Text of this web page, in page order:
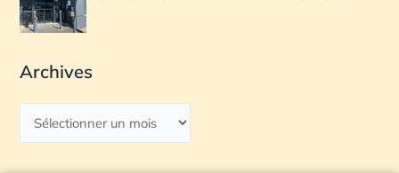
Archives